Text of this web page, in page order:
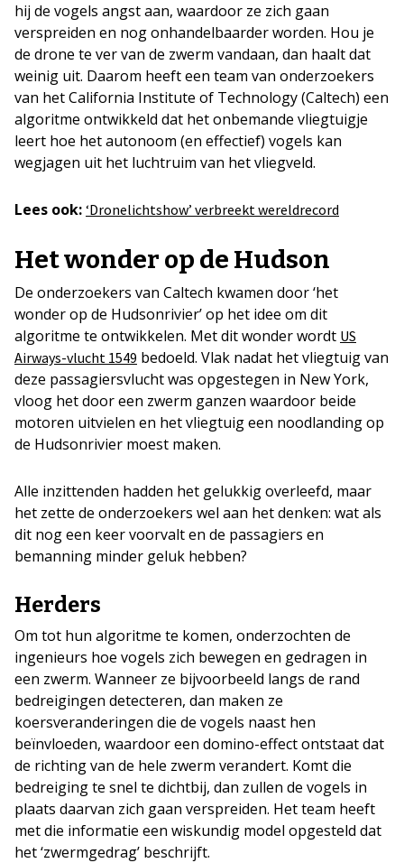
hij de vogels angst aan, waardoor ze zich gaan
verspreiden en nog onhandelbaarder worden. Hou je
de drone te ver van de zwerm vandaan, dan haalt dat
weinig uit. Daarom heeft een team van onderzoekers
van het California Institute of Technology (Caltech) een
algoritme ontwikkeld dat het onbemande vliegtuigje
leert hoe het autonoom (en effectief) vogels kan
wegjagen uit het luchtruim van het vliegveld.
Lees ook: ‘Dronelichtshow’ verbreekt wereldrecord
Het wonder op de Hudson
De onderzoekers van Caltech kwamen door ‘het
wonder op de Hudsonrivier’ op het idee om dit
algoritme te ontwikkelen. Met dit wonder wordt US
Airways-vlucht 1549 bedoeld. Vlak nadat het vliegtuig van
deze passagiersvlucht was opgestegen in New York,
vloog het door een zwerm ganzen waardoor beide
motoren uitvielen en het vliegtuig een noodlanding op
de Hudsonrivier moest maken.
Alle inzittenden hadden het gelukkig overleefd, maar
het zette de onderzoekers wel aan het denken: wat als
dit nog een keer voorvalt en de passagiers en
bemanning minder geluk hebben?
Herders
Om tot hun algoritme te komen, onderzochten de
ingenieurs hoe vogels zich bewegen en gedragen in
een zwerm. Wanneer ze bijvoorbeeld langs de rand
bedreigingen detecteren, dan maken ze
koersveranderingen die de vogels naast hen
beïnvloeden, waardoor een domino-effect ontstaat dat
de richting van de hele zwerm verandert. Komt die
bedreiging te snel te dichtbij, dan zullen de vogels in
plaats daarvan zich gaan verspreiden. Het team heeft
met die informatie een wiskundig model opgesteld dat
het ‘zwermgedrag’ beschrijft.